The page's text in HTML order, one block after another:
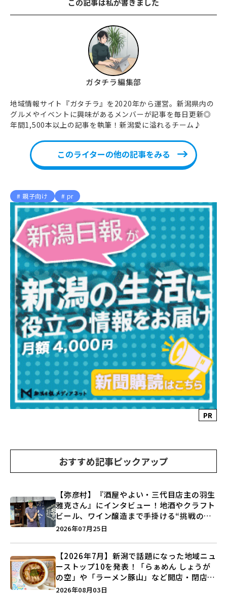
ガタチラ編集部
地域情報サイト『ガタチラ』を2020年から運営。新潟県内の
グルメやイベントに興味があるメンバーが記事を毎日更新◎
年間1,500本以上の記事を執筆！新潟愛に溢れるチーム♪
このライターの他の記事をみる
親子向け pr
PR
おすすめ記事ピックアップ
【弥彦村】『酒屋やよい・三代目店主の羽生
雅克さん』にインタビュー！地酒やクラフト
ビール、ワイン醸造まで手掛ける“挑戦の歴
史”に迫る♪
2026年07月25日
【2026年7月】新潟で話題になった地域ニュ
ーストップ10を発表！「らぁめん しょうが
の空」や「ラーメン豚山」など開店・閉店の
注目記事をランキングでご紹介♪
2026年08月03日